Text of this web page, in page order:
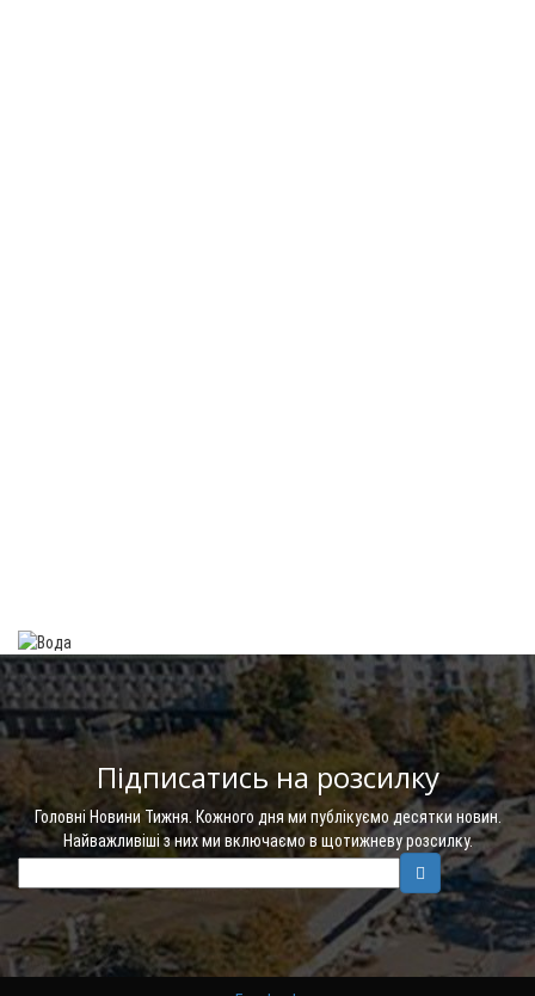
Підписатись на розсилку
Головні Новини Тижня. Кожного дня ми публікуємо десятки новин.
Найважливіші з них ми включаємо в щотижневу розсилку.